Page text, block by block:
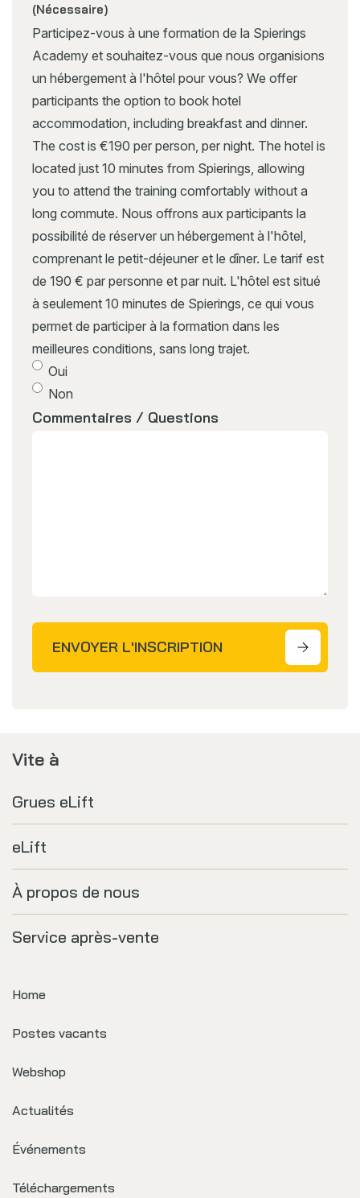
(Nécessaire)
Participez-vous à une formation de la Spierings
Academy et souhaitez-vous que nous organisions
un hébergement à l'hôtel pour vous? We offer
participants the option to book hotel
accommodation, including breakfast and dinner.
The cost is €190 per person, per night. The hotel is
located just 10 minutes from Spierings, allowing
you to attend the training comfortably without a
long commute. Nous offrons aux participants la
possibilité de réserver un hébergement à l'hôtel,
comprenant le petit-déjeuner et le dîner. Le tarif est
de 190 € par personne et par nuit. L'hôtel est situé
à seulement 10 minutes de Spierings, ce qui vous
permet de participer à la formation dans les
meilleures conditions, sans long trajet.
Oui
Non
Commentaires / Questions
ENVOYER L'INSCRIPTION
Vite à
Grues eLift
eLift
À propos de nous
Service après-vente
Home
Postes vacants
Webshop
Actualités
Événements
Téléchargements